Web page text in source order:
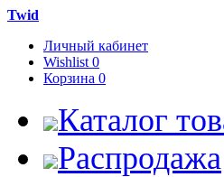
Twid
Личный кабинет
Wishlist 0
Корзина 0
Каталог
Распродажа